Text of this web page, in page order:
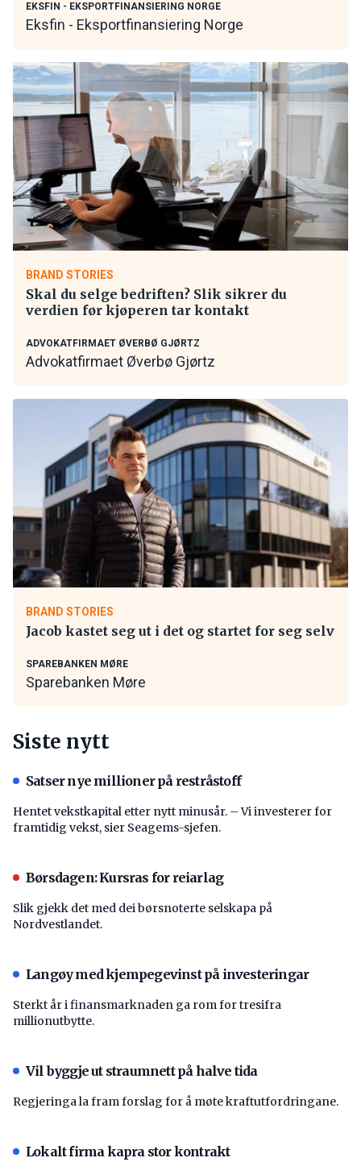
EKSFIN - EKSPORTFINANSIERING NORGE
Eksfin - Eksportfinansiering Norge
BRAND STORIES
Skal du selge bedriften? Slik sikrer du
verdien før kjøperen tar kontakt
ADVOKATFIRMAET ØVERBØ GJØRTZ
Advokatfirmaet Øverbø Gjørtz
BRAND STORIES
Jacob kastet seg ut i det og startet for seg selv
SPAREBANKEN MØRE
Sparebanken Møre
Siste nytt
Satser nye millioner på restråstoff
Hentet vekstkapital etter nytt minusår. – Vi investerer for
framtidig vekst, sier Seagems-sjefen.
Børsdagen: Kursras for reiarlag
Slik gjekk det med dei børsnoterte selskapa på
Nordvestlandet.
Langøy med kjempegevinst på investeringar
Sterkt år i finansmarknaden ga rom for tresifra
millionutbytte.
Vil byggje ut straumnett på halve tida
Regjeringa la fram forslag for å møte kraftutfordringane.
Lokalt firma kapra stor kontrakt